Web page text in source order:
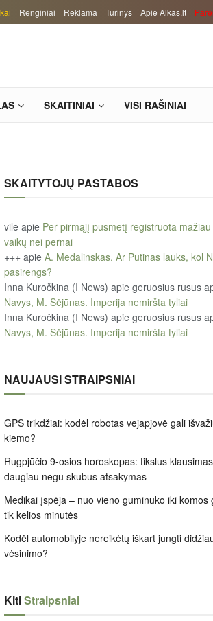
Renginiai Reklama Turinys Apie Alkas.lt
SKAITINIAI VISI RAŠINIAI
SKAITYTOJŲ PASTABOS
vile apie Per pirmąjį pusmetį registruota
vaikų nei pernai
+++ apie A. Medalinskas. Ar Putinas lauks, kol
pasirengs?
Inna Kuročkina (I News) apie geruosius rusus
Navys, M. Sėjūnas. Imperija nemiršta tyliai
Inna Kuročkina (I News) apie geruosius rusus
Navys, M. Sėjūnas. Imperija nemiršta tyliai
NAUJAUSI STRAIPSNIAI
GPS trikdžiai: kodėl robotas vejapjovė gali
kiemo?
Rugpjūčio 9-osios horoskopas: tikslus
daugiau negu skubus atsakymas
Medikai įspėja – nuo vieno guminuko iki komos
tik kelios minutės
Kodėl automobilyje nereikėtų iškart jungti
vėsinimo?
KitiStraipsniai